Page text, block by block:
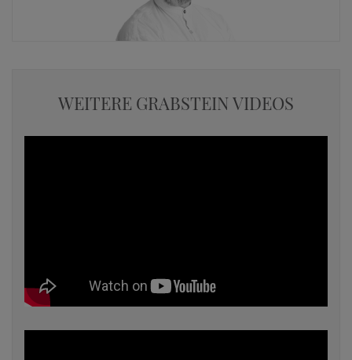
WEITERE GRABSTEIN VIDEOS